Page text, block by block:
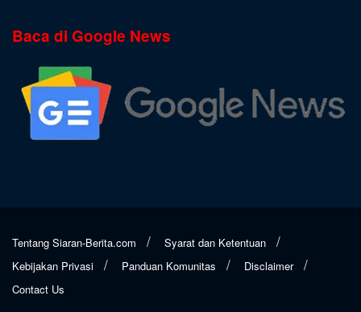
Baca di Google News
Tentang Siaran-Berita.com
Syarat dan Ketentuan
Kebijakan Privasi
Panduan Komunitas
Disclaimer
Contact Us